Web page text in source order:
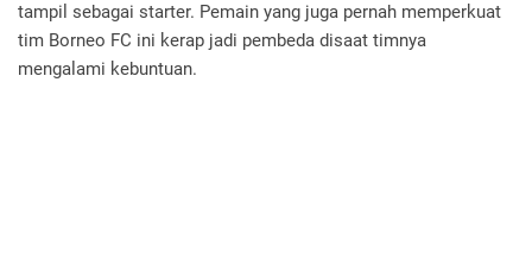
tampil sebagai starter. Pemain yang juga pernah memperkuat
tim Borneo FC ini kerap jadi pembeda disaat timnya
mengalami kebuntuan.